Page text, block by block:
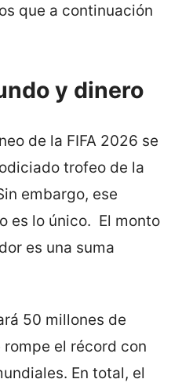
que a continuación
y dinero
de la FIFA 2026 se
trofeo de la
embargo, ese
es lo único. El monto
es una suma
50 millones de
el récord con
En total, el